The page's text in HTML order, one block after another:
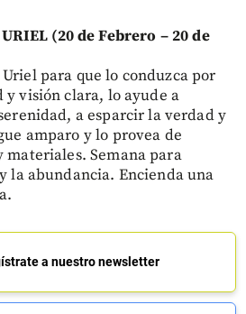
(20 de Febrero – 20 de
para que lo conduzca por
y visión clara, lo ayude a
a esparcir la verdad y
amparo y lo provea de
Semana para
la abundancia. Encienda una
a nuestro newsletter